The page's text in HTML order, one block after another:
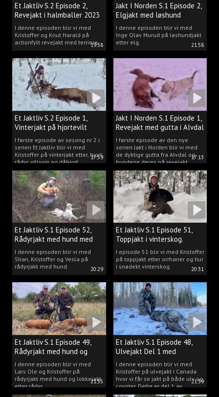
19:58
Et Jaktliv S.2 Episode 2,
Revejakt i halmballer 2023
I denne episoden blir vi med
Kristoffer og Knut Harald på
actionfylt revejakt med terriere.
21:58
Jakt I Norden S.1 Episode 2,
Elgjakt med løshund
I denne episoden blir vi med
Inge Olav Murud på løshundjakt
etter elg.
17:59
Et Jaktliv S.2 Episode 1,
Vinterjakt på hjortevilt
I første episode av sesong nr 2 i
serien Et Jaktliv blir vi med
Kristoffer på vinterjakt etter, hjort,
rådyr, villsvin og dåhjort.
17:13
Jakt I Norden S.1 Episode 1,
Revejakt med gutta i Alvdal
I første episode av den nye
serien Jakt i Norden blir vi med
de dyktige gutta fra Alvdal og
hundene deres på revejakt.
20:29
Et Jaktliv S.1 Episode 52,
Rådyrjakt med hund med
Stian, Kristoffer og Vesla
I denne episoden blir vi med
Stian, Kristoffer og Vesla på
rådyrjakt med hund.
20:31
Et Jaktliv S.1 Episode 51,
Toppjakt i vinterskog.
I episode 51 blir vi med Kristoffer
på toppjakt etter orrhaner og tiur
i snødekt vinterskog.
21:55
Et Jaktliv S.1 Episode 49,
Rådyrjakt med hund og
lokkejakt.
I denne episoden blir vi med
Lars Ole og Kristoffer på
rådyrjakt med hund og lokkejakt
etter rådyr.
21:39
Et Jaktliv S.1 Episode 48,
Ulvejakt Del 1 med
Kristoffer Clausen.
I denne episoden blir vi med
Kristoffer på ulvejakt i Canada
hvor vi får se jakt på både ulv og
coyoter. Dette er del 1 av
ulvejakten.